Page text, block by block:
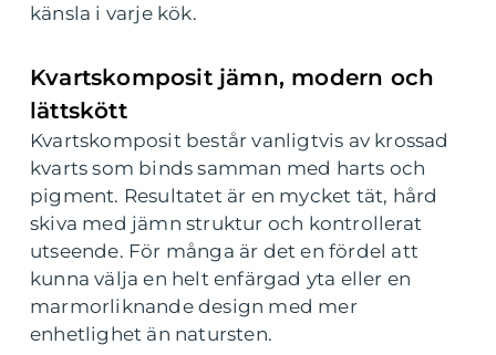
känsla i varje kök.
Kvartskomposit jämn, modern och
lättskött
Kvartskomposit består vanligtvis av krossad
kvarts som binds samman med harts och
pigment. Resultatet är en mycket tät, hård
skiva med jämn struktur och kontrollerat
utseende. För många är det en fördel att
kunna välja en helt enfärgad yta eller en
marmorliknande design med mer
enhetlighet än natursten.